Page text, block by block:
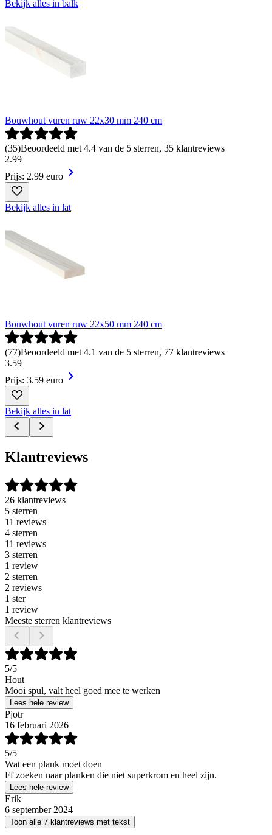
Bekijk alles in balk
Bouwhout vuren ruw 22x30 mm 240 cm
(35)Beoordeeld met 4.4 van de 5 sterren, 35 klantreviews
2.99
Prijs: 2.99 euro
Bekijk alles in lat
Bouwhout vuren ruw 22x50 mm 240 cm
(77)Beoordeeld met 4.1 van de 5 sterren, 77 klantreviews
3.59
Prijs: 3.59 euro
Bekijk alles in lat
Klantreviews
26 klantreviews
5 sterren
11 reviews
4 sterren
11 reviews
3 sterren
1 review
2 sterren
2 reviews
1 ster
1 review
Meeste sterren klantreviews
5/5
Hout
Mooi spul, valt heel goed mee te werken
Lees hele review
Pjotr
16 februari 2026
5/5
Wat een plank moet doen
Ff zoeken naar planken die niet superkrom en heel zijn.
Lees hele review
Erik
6 september 2024
Toon alle 7 klantreviews met tekst